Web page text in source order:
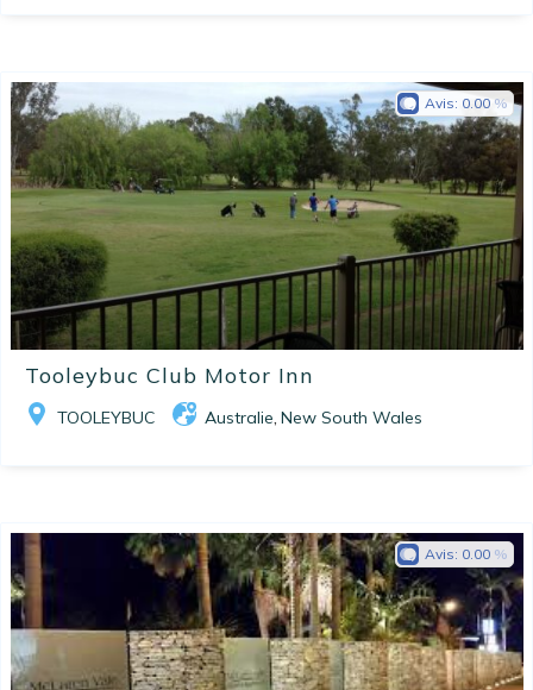
Tooleybuc Club Motor Inn
TOOLEYBUC Australie, New South Wales
Avis: 0.00
Avis: 0.00